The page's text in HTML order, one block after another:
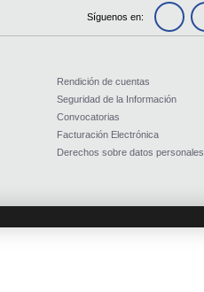
Síguenos en:
Rendición de cuentas
Seguridad de la Información
Convocatorias
Facturación Electrónica
Derechos sobre datos personales